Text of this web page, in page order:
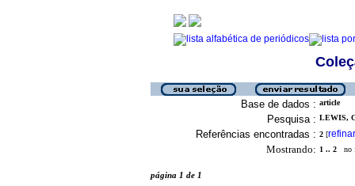
Base de dados : article
Pesquisa : LEWIS,
Referências encontradas : 2 [refinar
Mostrando: 1 .. 2 no
página 1 de 1